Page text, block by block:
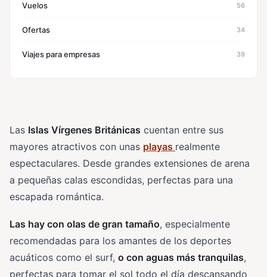
Vuelos 56
Ofertas 34
Viajes para empresas 39
Las Islas Vírgenes Británicas cuentan entre sus
mayores atractivos con unas playas realmente
espectaculares. Desde grandes extensiones de arena
a pequeñas calas escondidas, perfectas para una
escapada romántica.
Las hay con olas de gran tamaño, especialmente
recomendadas para los amantes de los deportes
acuáticos como el surf, o con aguas más tranquilas,
perfectas para tomar el sol todo el día descansando